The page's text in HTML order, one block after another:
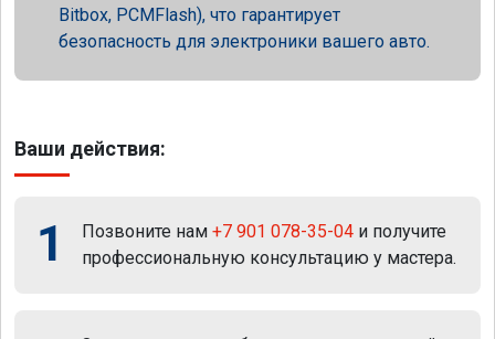
Bitbox, PCMFlash), что гарантирует
безопасность для электроники вашего авто.
Ваши действия:
1 Позвоните нам +7 901 078-35-04 и получите
профессиональную консультацию у мастера.